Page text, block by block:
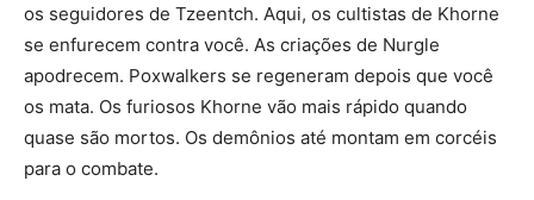
os seguidores de Tzeentch. Aqui, os cultistas de Khorne
se enfurecem contra você. As criações de Nurgle
apodrecem. Poxwalkers se regeneram depois que você
os mata. Os furiosos Khorne vão mais rápido quando
quase são mortos. Os demônios até montam em corcéis
para o combate.